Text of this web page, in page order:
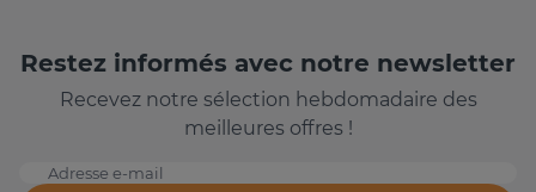
Restez informés avec notre newsletter
Recevez notre sélection hebdomadaire des
meilleures offres !
Adresse e-mail